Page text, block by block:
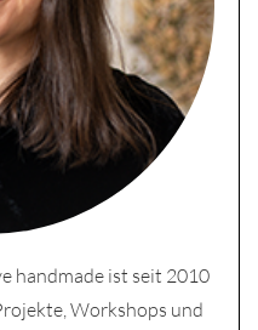
handmade ist seit 2010
Workshops und